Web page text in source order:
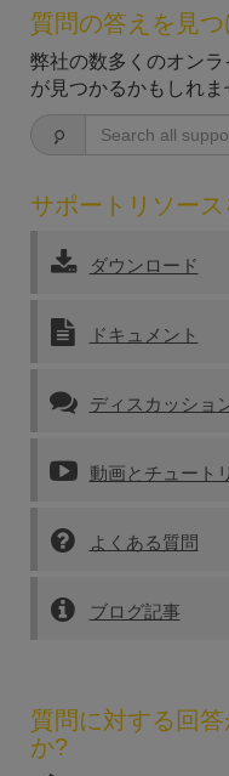
質問の答えを見つ
弊社の数多くのオン
が見つかるかもしれま
サポートリソー
ダウンロード
ドキュメント
ディスカッショ
動画とチュート
よくある質問
ブログ記事
質問に対する回
か?